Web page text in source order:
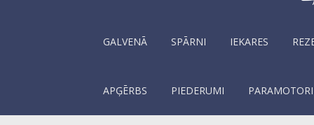
GALVENĀ SPĀRNI IEKARES
APĢĒRBS PIEDERUMI PARAMOTORI